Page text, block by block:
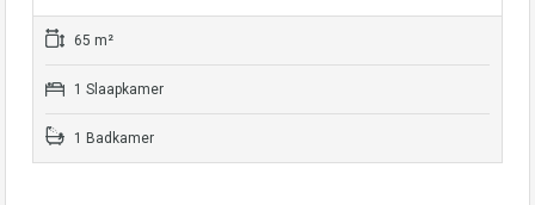
65 m²
1 Slaapkamer
1 Badkamer